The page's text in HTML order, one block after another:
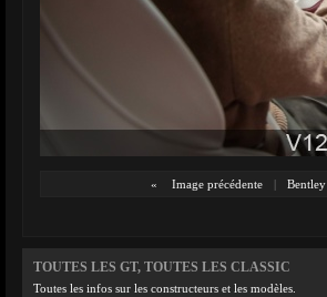
« Image précédente | Bentley
TOUTES LES GT, TOUTES LES CLASSIC
Toutes les infos sur les constructeurs et les modèles.